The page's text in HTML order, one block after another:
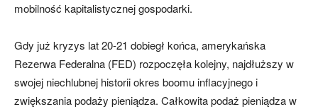
mobilność kapitalistycznej gospodarki.
Gdy już kryzys lat 20-21 dobiegł końca, amerykańska
Rezerwa Federalna (FED) rozpoczęła kolejny, najdłuższy w
swojej niechlubnej historii okres boomu inflacyjnego i
zwiększania podaży pieniądza. Całkowita podaż pieniądza w